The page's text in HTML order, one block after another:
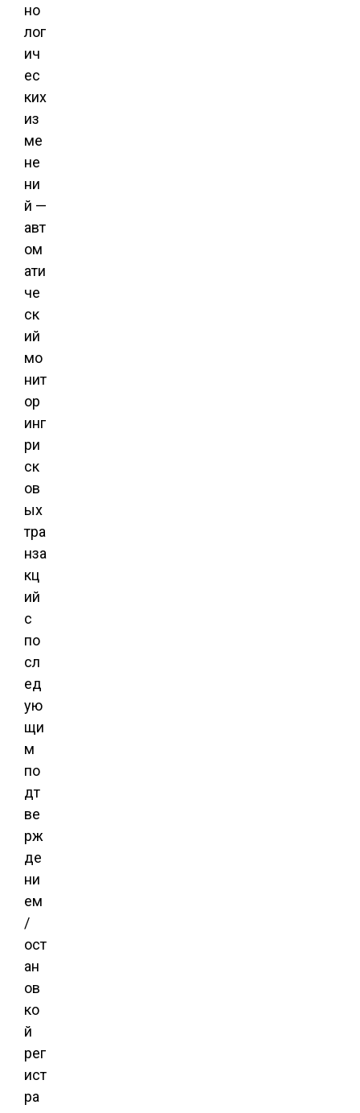
но
лог
ич
ес
ких
из
ме
не
ни
й —
авт
ом
ати
че
ск
ий
мо
нит
ор
инг
ри
ск
ов
ых
тра
нза
кц
ий
с
по
сл
ед
ую
щи
м
по
дт
ве
рж
де
ни
ем
/
ост
ан
ов
ко
й
рег
ист
ра